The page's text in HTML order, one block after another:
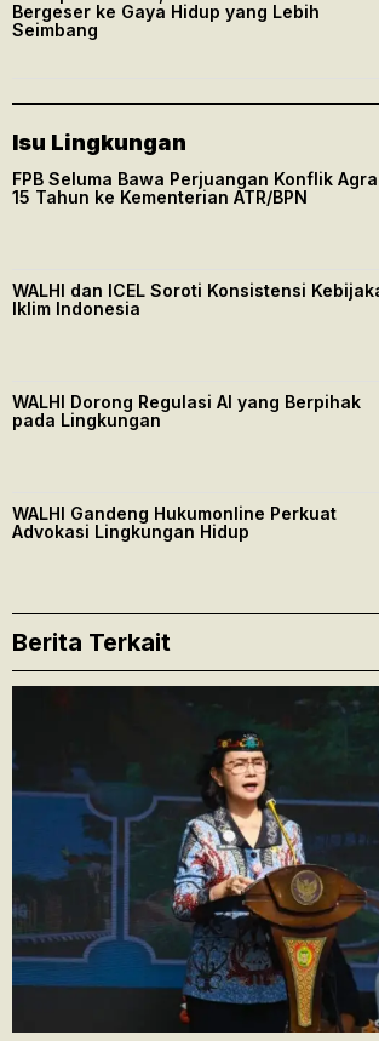
Bergeser ke Gaya Hidup yang Lebih
Seimbang
Isu Lingkungan
FPB Seluma Bawa Perjuangan Konflik
15 Tahun ke Kementerian ATR/BPN
WALHI dan ICEL Soroti Konsistensi
Iklim Indonesia
WALHI Dorong Regulasi AI yang Berpihak
pada Lingkungan
WALHI Gandeng Hukumonline Perkuat
Advokasi Lingkungan Hidup
Berita Terkait